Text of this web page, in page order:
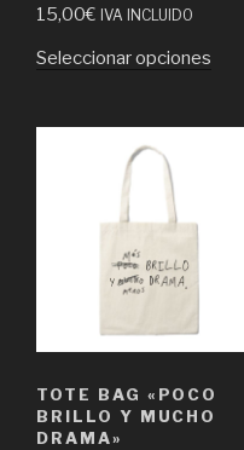
15,00€ IVA INCLUIDO
Seleccionar opciones
TOTE BAG «POCO
BRILLO Y MUCHO
DRAMA»